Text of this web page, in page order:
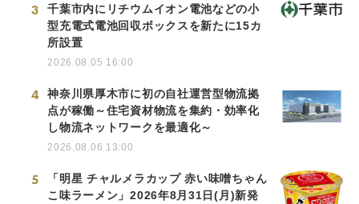
3
千葉市内にリチウムイオン電池などの小
型充電式電池回収ボックスを新たに15カ
所設置
2026.08.05 16:00
4
神奈川県厚木市に初の自社運営型物流拠
点が稼働～住宅資材物流を集約・効率化
し物流ネットワークを最適化～
2026.08.06 13:00
5
「明星 チャルメラカップ 赤い味噌ちゃん
こ味ラーメン」2026年8月31日(月)新発